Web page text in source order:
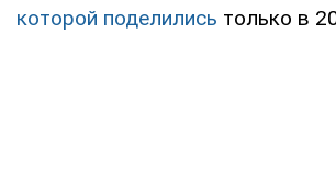
которой поделились только в